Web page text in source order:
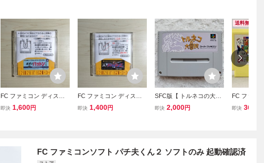
FC ファミコン ディスク
システム ディスクカード
即決 1,600円
FC ファミコン ディスク
システム ディスクカード
即決 1,400円
SFC版【 トルネコの大冒
険 】起動確認済み★スー
即決 2,000円
送料無料
FC ファミ
ん4
即決 360
FC ファミコンソフト パチ夫くん２ ソフトのみ 起動確認済